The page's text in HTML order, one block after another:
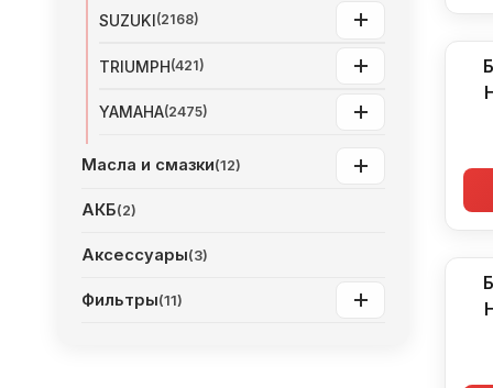
SUZUKI(2168)
TRIUMPH(421)
YAMAHA(2475)
Масла и смазки(12)
АКБ(2)
Аксессуары(3)
Фильтры(11)